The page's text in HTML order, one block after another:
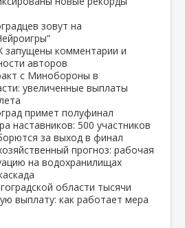
зовут на
комментарии и
авторов
с Минобороны в
увеличенные выплаты
примет полуфинал
наставников: 500 участников
за выход в финал
прогноз: рабочая
на водохранилищах
области тысячи
выплату: как работает мера